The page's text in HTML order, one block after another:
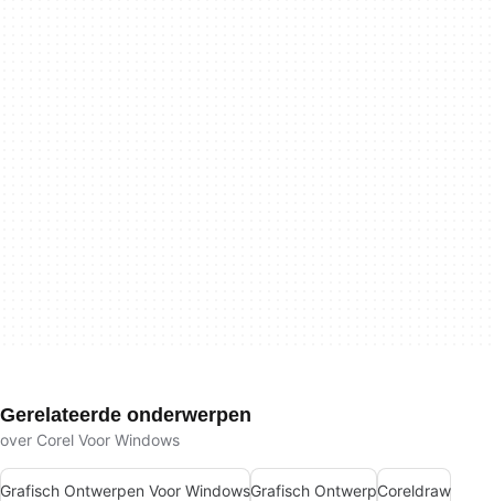
Gerelateerde onderwerpen
over Corel Voor Windows
Grafisch Ontwerpen Voor WindowsGrafisch OntwerpCoreldraw